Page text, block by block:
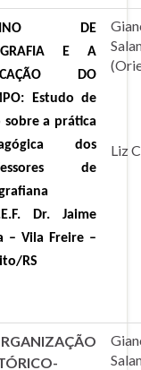
DE
E A
DO
Estudo de
sobre a prática
dos
de
na
Dr. Jaime
– Vila Freire –
RS
Liz